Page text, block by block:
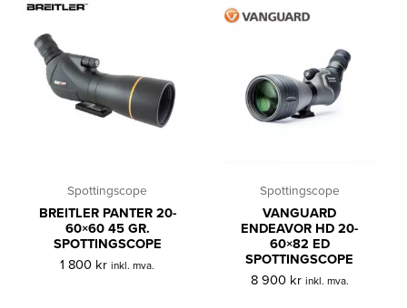
Spottingscope
BREITLER PANTER 20-
60×60 45 GR.
SPOTTINGSCOPE
1 800 kr inkl. mva.
Spottingscope
VANGUARD
ENDEAVOR HD 20-
60×82 ED
SPOTTINGSCOPE
8 900 kr inkl. mva.